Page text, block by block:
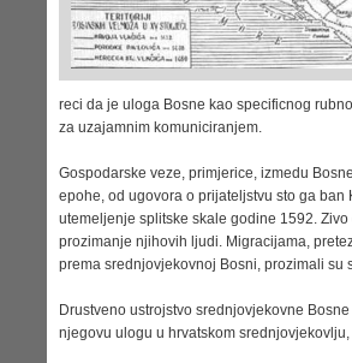
reci da je uloga Bosne kao specificnog
za uzajamnim komuniciranjem.
Gospodarske veze, primjerice, izmedu
epohe, od ugovora o prijateljstvu sto ga
utemeljenje splitske skale godine 1592.
prozimanje njihovih ljudi. Migracijama,
prema srednjovjekovnoj Bosni, prozimali su
Drustveno ustrojstvo srednjovjekovne
njegovu ulogu u hrvatskom